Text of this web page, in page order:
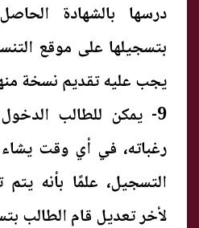
درسها بالشهادة
بتسجيلها على موقع
يجب عليه تقديم نسخة
9- يمكن للطالب
رغباته، في أي وقت
التسجيل، علمًا بأنه
لأخر تعديل قام الطالب